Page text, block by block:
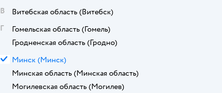
В
Витебская область (Витебск)
Г
Гомельская область (Гомель)
Гродненская область (Гродно)
М Минск (Минск)
Минская область (Минская область)
Могилевская область (Могилев)